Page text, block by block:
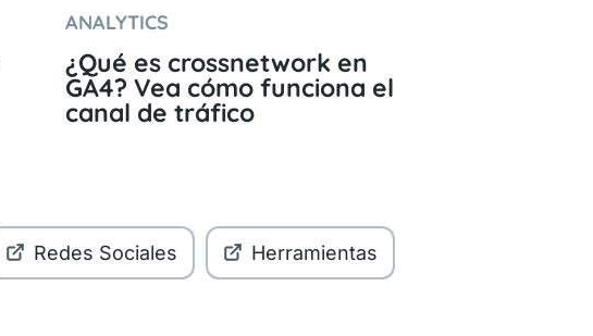
ANALYTICS
¿Qué es crossnetwork en
GA4? Vea cómo funciona el
canal de tráfico
Redes Sociales Herramientas